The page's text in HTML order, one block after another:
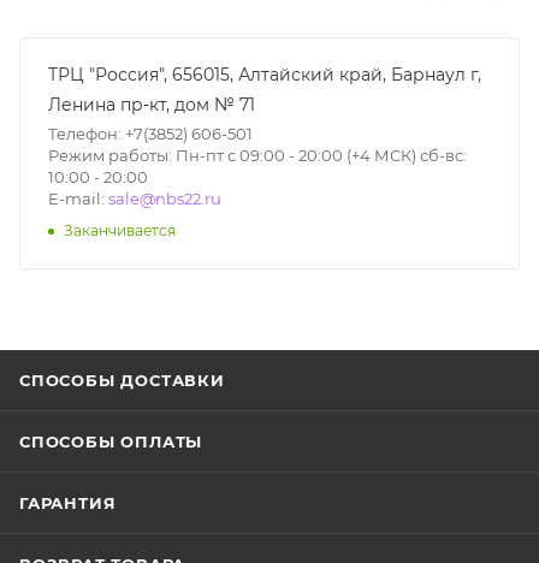
ТРЦ "Россия", 656015, Алтайский край, Барнаул г,
Ленина пр-кт, дом № 71
Телефон: +7(3852) 606-501
Режим работы: Пн-пт с 09:00 - 20:00 (+4 МСК) сб-вс:
10:00 - 20:00
E-mail: sale@nbs22.ru
Заканчивается
СПОСОБЫ ДОСТАВКИ
СПОСОБЫ ОПЛАТЫ
ГАРАНТИЯ